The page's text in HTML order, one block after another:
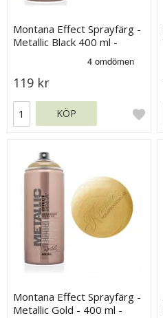
Montana Effect Sprayfärg -
Metallic Black 400 ml -
119 kr
KÖP
Montana Effect Sprayfärg -
Metallic Gold - 400 ml -